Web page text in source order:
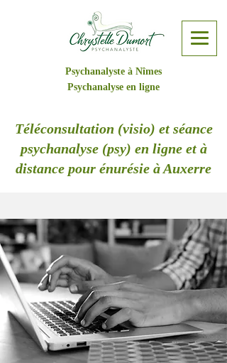
Psychanalyste à Nîmes
Psychanalyse en ligne
Téléconsultation (visio) et séance
psychanalyse (psy) en ligne et à
distance pour énurésie à Auxerre